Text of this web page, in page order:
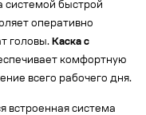
системой быстрой
оперативно
головы. Каска с
комфортную
всего рабочего дня.
встроенная система